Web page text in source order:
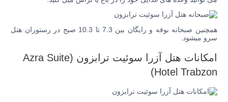
همچنین صبحانه بوفه و رایگان بین 7.3 تا 10.3 صبح در رستوران هتل
سرو میشود.
امکانات هتل آزرا سوئیت ترابزون (Azra Suite
Hotel Trabzon)